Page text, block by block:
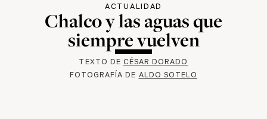
ACTUALIDAD
Chalco y las aguas que
siempre vuelven
TEXTO DE CÉSAR DORADO
FOTOGRAFÍA DE ALDO SOTELO